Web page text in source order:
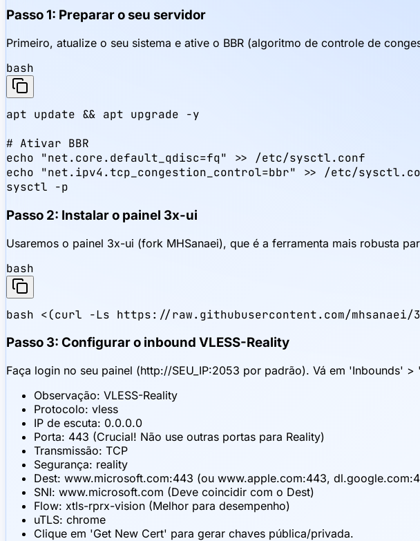
Passo 1: Preparar o seu servidor
Primeiro, atualize o seu sistema e ative o BBR (algoritmo de controle de
bash
apt update && apt upgrade -y
# Ativar BBR
echo "net.core.default_qdisc=fq" >> /etc/sysctl.conf
echo "net.ipv4.tcp_congestion_control=bbr" >> /etc/
sysctl -p
Passo 2: Instalar o painel 3x-ui
Usaremos o painel 3x-ui (fork MHSanaei), que é a ferramenta mais robusta
bash
bash <(curl -Ls https://raw.githubusercontent.com/
Passo 3: Configurar o inbound VLESS-Reality
Faça login no seu painel (http://SEU_IP:2053 por padrão). Vá em 'Inbounds'
Observação: VLESS-Reality
Protocolo: vless
IP de escuta: 0.0.0.0
Porta: 443 (Crucial! Não use outras portas para Reality)
Transmissão: TCP
Segurança: reality
Dest: www.microsoft.com:443 (ou www.apple.com:443,
SNI: www.microsoft.com (Deve coincidir com o Dest)
Flow: xtls-rprx-vision (Melhor para desempenho)
uTLS: chrome
Clique em 'Get New Cert' para gerar chaves pública/privada.